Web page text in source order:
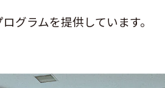
グラムを提供しています。